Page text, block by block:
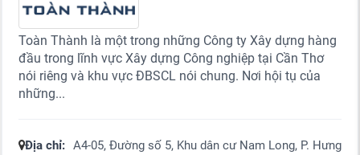
Toàn Thành là một trong những Công ty Xây dựng hàng
đầu trong lĩnh vực Xây dựng Công nghiệp tại Cần Thơ
nói riêng và khu vực ĐBSCL nói chung. Nơi hội tụ của
những...
Địa chỉ: A4-05, Đường số 5, Khu dân cư Nam Long, P. Hưng